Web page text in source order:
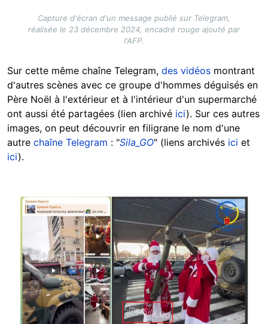
Capture d'écran d'un message publié sur Telegram,
réalisée le 23 décembre 2024, encadré rouge ajouté par
l'AFP.
Sur cette même chaîne Telegram, des vidéos montrant
d'autres scènes avec ce groupe d'hommes déguisés en
Père Noël à l'extérieur et à l'intérieur d'un supermarché
ont aussi été partagées (lien archivé ici). Sur ces autres
images, on peut découvrir en filigrane le nom d'une
autre chaîne Telegram : "Sila_GO" (liens archivés ici et
ici).
Image